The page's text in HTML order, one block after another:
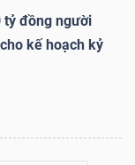
tỷ đồng người
kế hoạch kỷ